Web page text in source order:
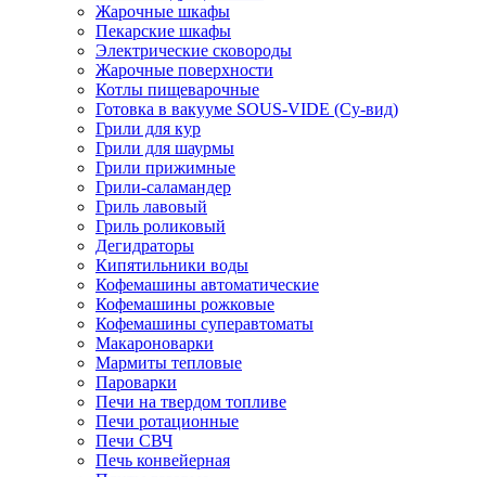
Жарочные шкафы
Пекарские шкафы
Электрические сковороды
Жарочные поверхности
Котлы пищеварочные
Готовка в вакууме SOUS-VIDE (Су-вид)
Грили для кур
Грили для шаурмы
Грили прижимные
Грили-саламандер
Гриль лавовый
Гриль роликовый
Дегидраторы
Кипятильники воды
Кофемашины автоматические
Кофемашины рожковые
Кофемашины суперавтоматы
Макароноварки
Мармиты тепловые
Пароварки
Печи на твердом топливе
Печи ротационные
Печи СВЧ
Печь конвейерная